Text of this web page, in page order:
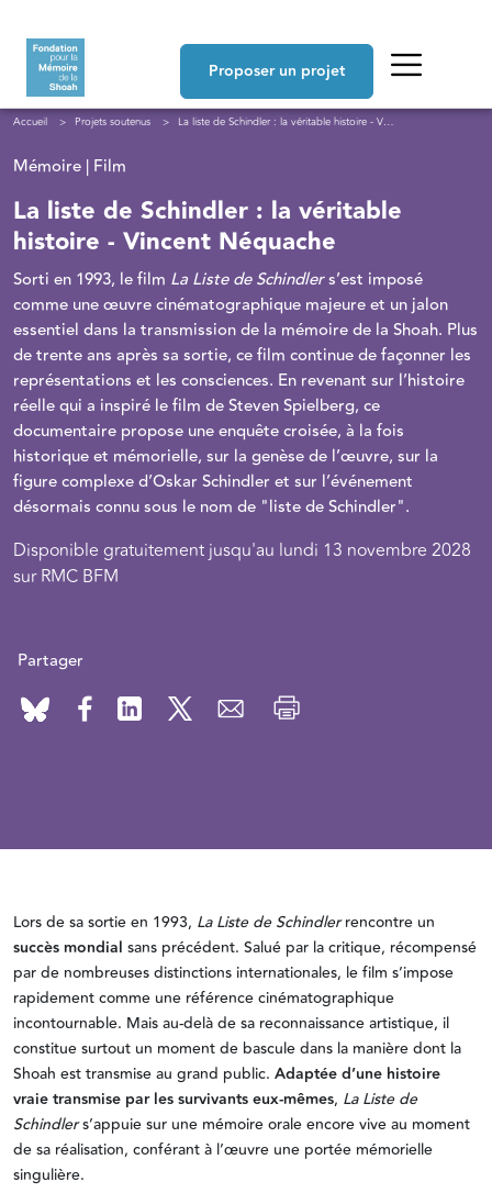
Proposer un projet
Fil d'Ariane
Accueil Projets soutenus La liste de Schindler : la véritable histoire - Vincent Néquache
Mémoire | Film
La liste de Schindler : la véritable
histoire - Vincent Néquache
Sorti en 1993, le film La Liste de Schindlers’est imposé
comme une œuvre cinématographique majeure et un jalon
essentiel dans la transmission de la mémoire de la Shoah. Plus
de trente ans après sa sortie, ce film continue de façonner les
représentations et les consciences. En revenant sur l’histoire
réelle qui a inspiré le film de Steven Spielberg, ce
documentaire propose une enquête croisée, à la fois
historique et mémorielle, sur la genèse de l’œuvre, sur la
figure complexe d’Oskar Schindler et sur l’événement
désormais connu sous le nom de "liste de Schindler".
Disponible gratuitement jusqu'au lundi 13 novembre 2028
sur RMC BFM
Partager
Lors de sa sortie en 1993, La Liste de Schindlerrencontre un
succès mondial sans précédent. Salué par la critique, récompensé
par de nombreuses distinctions internationales, le film s’impose
rapidement comme une référence cinématographique
incontournable. Mais au-delà de sa reconnaissance artistique, il
constitue surtout un moment de bascule dans la manière dont la
Shoah est transmise au grand public. Adaptée d’une histoire
vraie transmise par les survivants eux-mêmes, La Liste de
Schindlers’appuie sur une mémoire orale encore vive au moment
de sa réalisation, conférant à l’œuvre une portée mémorielle
singulière.